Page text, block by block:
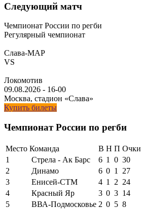
Следующий матч
Чемпионат России по регби
Регулярный чемпионат
Слава-МАР
VS
Локомотив
09.08.2026 - 16-00
Москва, стадион «Слава»
Купить билеты
Чемпионат России по регби
Место Команда В Н П Очки
1
Стрела - Ак Барс 6 1 0 30
2
Динамо 6 0 1
27
3
Енисей-СТМ 4 1 2 24
4
Красный Яр 3 0 3 14
5
ВВА-Подмосковье 2 0 5 8